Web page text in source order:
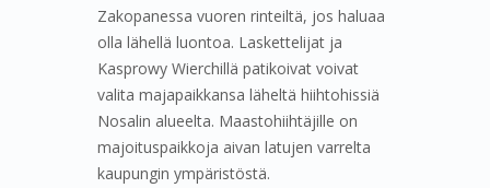
Zakopanessa vuoren rinteiltä, jos haluaa
olla lähellä luontoa. Laskettelijat ja
Kasprowy Wierchillä patikoivat voivat
valita majapaikkansa läheltä hiihtohissiä
Nosalin alueelta. Maastohiihtäjille on
majoituspaikkoja aivan latujen varrelta
kaupungin ympäristöstä.